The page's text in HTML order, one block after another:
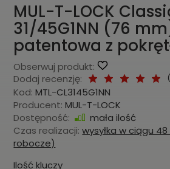
MUL-T-LOCK
31/45G1NN (76
patentowa z
Obserwuj produkt:
Dodaj recenzję:
(
Kod: MTL-CL3145G1NN
Producent: MUL-T-LOCK
Dostępność:
mała ilość
Czas realizacji: wysyłka w ciągu
robocze)
Ilość kluczy